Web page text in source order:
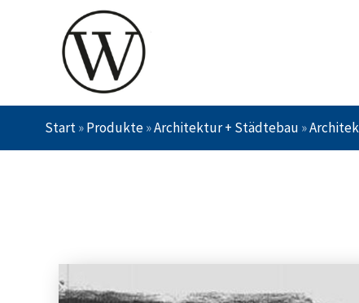
Start»Produkte»Architektur + Städtebau »